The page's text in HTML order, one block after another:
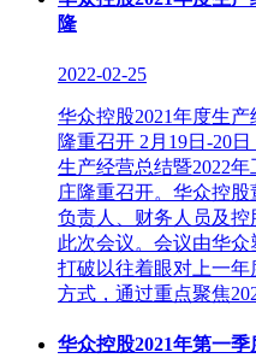
隆
2022-02-25
华众控股2021年度生
隆重召开 2月19日-20
生产经营总结暨2022
庄隆重召开。华众控
负责人、财务人员及
此次会议。会议由华
打破以往着眼对上一
方式，通过重点聚焦
华众控股2021年第一